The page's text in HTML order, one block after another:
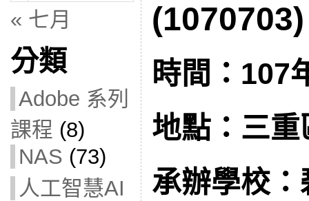
« 七月
分類
Adobe 系列
課程 (8)
NAS (73)
人工智慧AI
(1070703)
時間：107
地點：三
承辦學校